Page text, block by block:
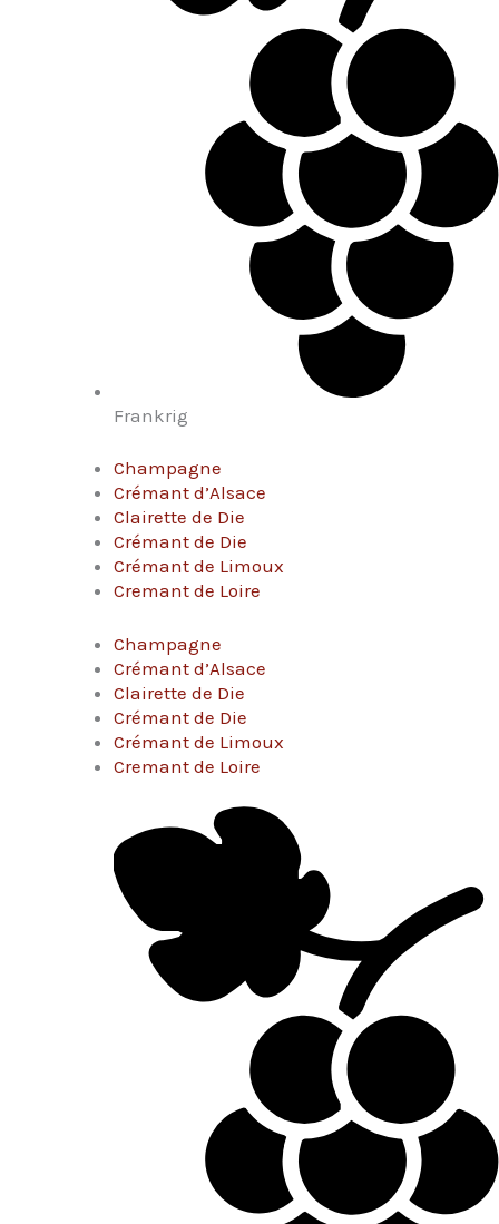
Frankrig
Champagne
Crémant d’Alsace
Clairette de Die
Crémant de Die
Crémant de Limoux
Cremant de Loire
Champagne
Crémant d’Alsace
Clairette de Die
Crémant de Die
Crémant de Limoux
Cremant de Loire